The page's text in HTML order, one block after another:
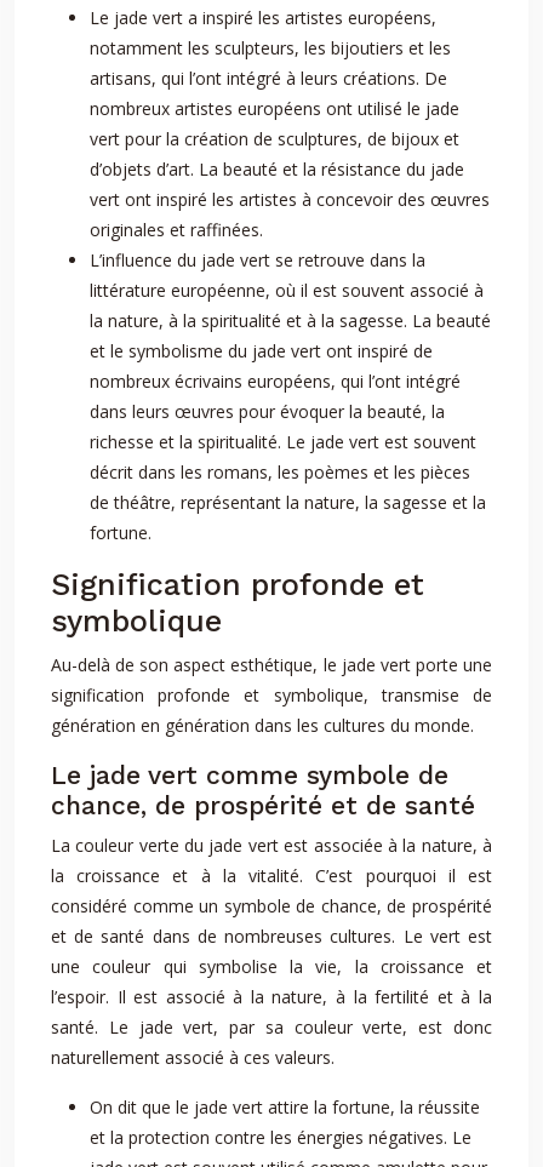
Le jade vert a inspiré les artistes européens,
notamment les sculpteurs, les bijoutiers et les
artisans, qui l’ont intégré à leurs créations. De
nombreux artistes européens ont utilisé le jade
vert pour la création de sculptures, de bijoux et
d’objets d’art. La beauté et la résistance du jade
vert ont inspiré les artistes à concevoir des œuvres
originales et raffinées.
L’influence du jade vert se retrouve dans la
littérature européenne, où il est souvent associé à
la nature, à la spiritualité et à la sagesse. La beauté
et le symbolisme du jade vert ont inspiré de
nombreux écrivains européens, qui l’ont intégré
dans leurs œuvres pour évoquer la beauté, la
richesse et la spiritualité. Le jade vert est souvent
décrit dans les romans, les poèmes et les pièces
de théâtre, représentant la nature, la sagesse et la
fortune.
Signification profonde et
symbolique
Au-delà de son aspect esthétique, le jade vert porte une
signification profonde et symbolique, transmise de
génération en génération dans les cultures du monde.
Le jade vert comme symbole de
chance, de prospérité et de santé
La couleur verte du jade vert est associée à la nature, à
la croissance et à la vitalité. C’est pourquoi il est
considéré comme un symbole de chance, de prospérité
et de santé dans de nombreuses cultures. Le vert est
une couleur qui symbolise la vie, la croissance et
l’espoir. Il est associé à la nature, à la fertilité et à la
santé. Le jade vert, par sa couleur verte, est donc
naturellement associé à ces valeurs.
On dit que le jade vert attire la fortune, la réussite
et la protection contre les énergies négatives. Le